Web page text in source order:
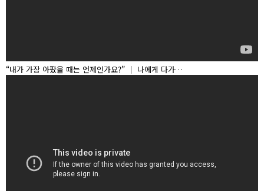
“내가 가장 아팠을 때는 언제인가요?” │ 나에게 다가…